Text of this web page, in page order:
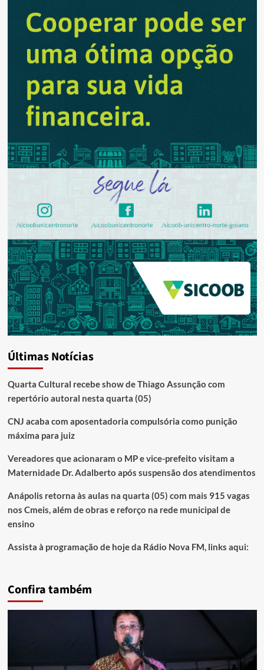
Últimas Notícias
Quarta Cultural recebe show de Thiago Assunção com
repertório autoral nesta quarta (05)
CNJ acaba com aposentadoria compulsória como punição
máxima para juiz
Vereadores que acionaram o MP e vice-prefeito visitam a
Maternidade Dr. Adalberto após suspensão dos atendimentos
Anápolis retorna às aulas na quarta (05) com mais 915 vagas
nos Cmeis, além de obras e reforço na rede municipal de
ensino
Assista à programação de hoje da Rádio Nova FM, links aqui:
Confira também